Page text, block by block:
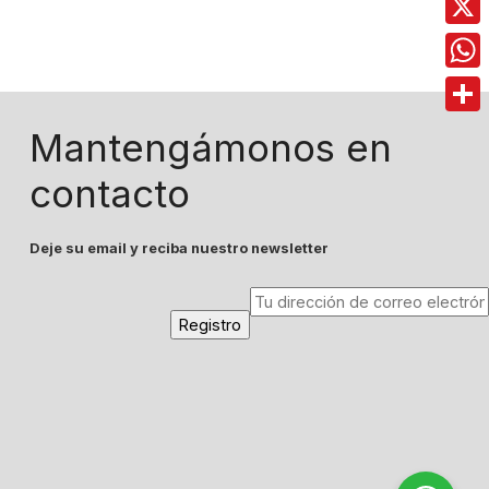
Mantengámonos en
contacto
Deje su email y reciba nuestro newsletter
X